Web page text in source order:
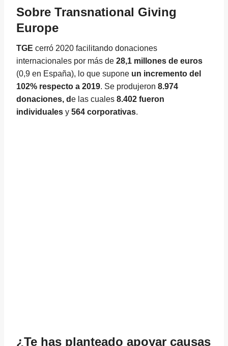
Sobre Transnational Giving
Europe
TGE cerró 2020 facilitando donaciones
internacionales por más de 28,1 millones de euros
(0,9 en España), lo que supone un incremento del
102% respecto a 2019. Se produjeron 8.974
donaciones, de las cuales 8.402 fueron
individuales y 564 corporativas.
¿Te has planteado apoyar causas